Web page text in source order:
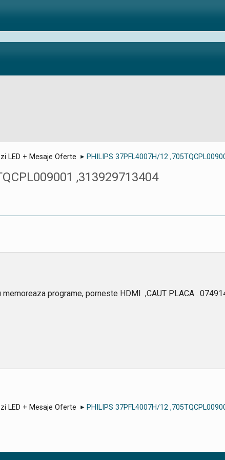
LED + Mesaje Oferte ► PHILIPS 37PFL4007H/12
,313929713404
memoreaza programe, porneste HDMI ,CAUT PLACA .
LED + Mesaje Oferte ► PHILIPS 37PFL4007H/12